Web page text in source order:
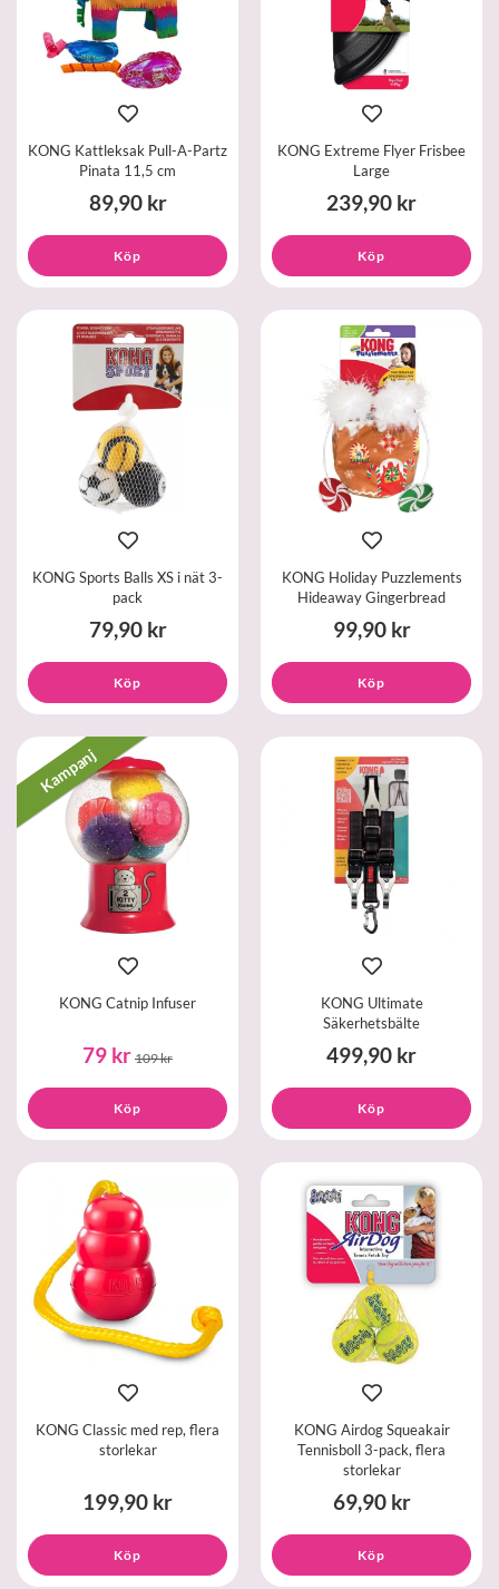
KONG Kattleksak Pull-A-Partz
Pinata 11,5 cm
89,90 kr
Köp
KONG Extreme Flyer Frisbee
Large
239,90 kr
Köp
KONG Sports Balls XS i nät 3-
pack
79,90 kr
Köp
KONG Holiday Puzzlements
Hideaway Gingerbread
99,90 kr
Köp
Kampanj
KONG Catnip Infuser
79 kr 109 kr
Köp
KONG Ultimate
Säkerhetsbälte
499,90 kr
Köp
KONG Classic med rep, flera
storlekar
199,90 kr
Köp
KONG Airdog Squeakair
Tennisboll 3-pack, flera
storlekar
69,90 kr
Köp